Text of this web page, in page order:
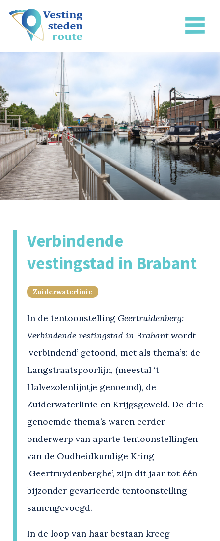
Verbindende
vestingstad in Brabant
Zuiderwaterlinie
In de tentoonstelling Geertruidenberg:
Verbindende vestingstad in Brabantwordt
‘verbindend’ getoond, met als thema’s: de
Langstraatspoorlijn, (meestal ‘t
Halvezolenlijntje genoemd), de
Zuiderwaterlinie en Krijgsgeweld. De drie
genoemde thema’s waren eerder
onderwerp van aparte tentoonstellingen
van de Oudheidkundige Kring
‘Geertruydenberghe’, zijn dit jaar tot één
bijzonder gevarieerde tentoonstelling
samengevoegd.
In de loop van haar bestaan kreeg